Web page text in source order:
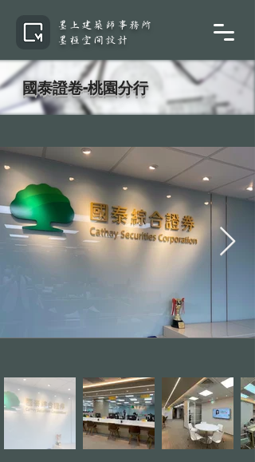
墨上建築師事務所
墨桓空間設計
國泰證卷-桃園分行